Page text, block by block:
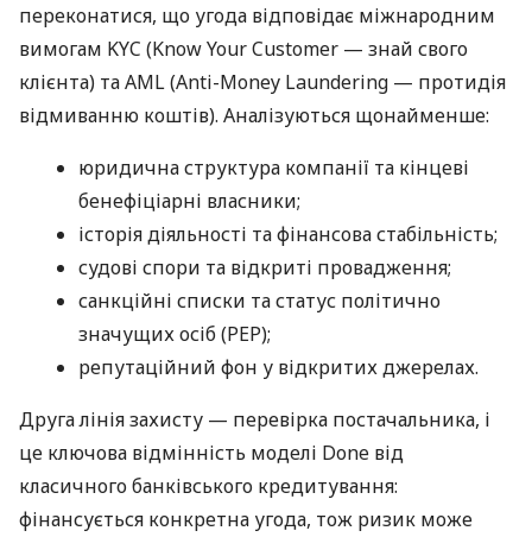
переконатися, що угода відповідає міжнародним
вимогам KYC (Know Your Customer — знай свого
клієнта) та AML (Anti-Money Laundering — протидія
відмиванню коштів). Аналізуються щонайменше:
юридична структура компанії та кінцеві
бенефіціарні власники;
історія діяльності та фінансова стабільність;
судові спори та відкриті провадження;
санкційні списки та статус політично
значущих осіб (PEP);
репутаційний фон у відкритих джерелах.
Друга лінія захисту — перевірка постачальника, і
це ключова відмінність моделі Done від
класичного банківського кредитування:
фінансується конкретна угода, тож ризик може